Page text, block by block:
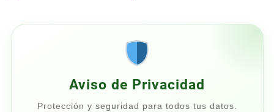
$194.65
Aviso de Privacidad
Protección y seguridad para todos tus datos.